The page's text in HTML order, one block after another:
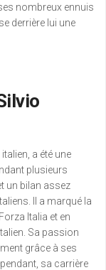
nombreux ennuis
derrière lui une
a été une
plusieurs
un bilan assez
Il a marqué la
Italia et en
Sa passion
grâce à ses
sa carrière